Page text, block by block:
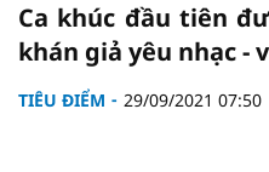
Ca khúc đầu tiên
khán giả yêu nhạc -
TIÊU ĐIỂM 29/09/2021 07:50